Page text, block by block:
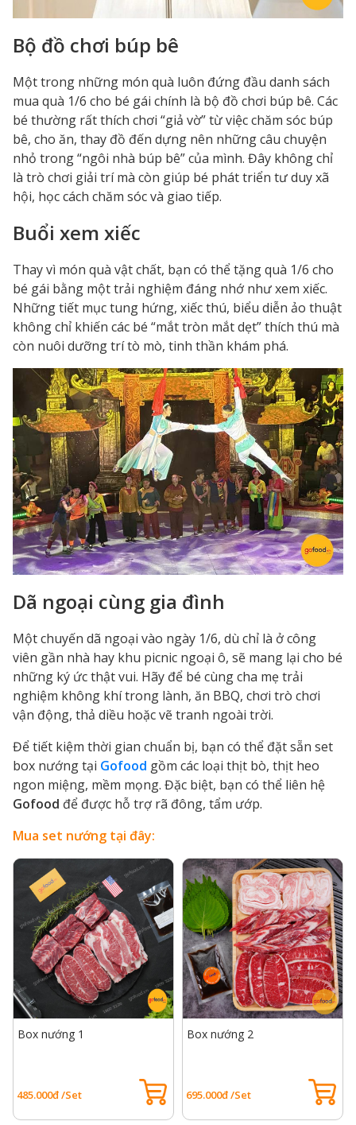
Bộ đồ chơi búp bê
Một trong những món quà luôn đứng đầu danh sách
mua quà 1/6 cho bé gái chính là bộ đồ chơi búp bê. Các
bé thường rất thích chơi “giả vờ” từ việc chăm sóc búp
bê, cho ăn, thay đồ đến dựng nên những câu chuyện
nhỏ trong “ngôi nhà búp bê” của mình. Đây không chỉ
là trò chơi giải trí mà còn giúp bé phát triển tư duy xã
hội, học cách chăm sóc và giao tiếp.
Buổi xem xiếc
Thay vì món quà vật chất, bạn có thể tặng quà 1/6 cho
bé gái bằng một trải nghiệm đáng nhớ như xem xiếc.
Những tiết mục tung hứng, xiếc thú, biểu diễn ảo thuật
không chỉ khiến các bé “mắt tròn mắt dẹt” thích thú mà
còn nuôi dưỡng trí tò mò, tinh thần khám phá.
Dã ngoại cùng gia đình
Một chuyến dã ngoại vào ngày 1/6, dù chỉ là ở công
viên gần nhà hay khu picnic ngoại ô, sẽ mang lại cho bé
những ký ức thật vui. Hãy để bé cùng cha mẹ trải
nghiệm không khí trong lành, ăn BBQ, chơi trò chơi
vận động, thả diều hoặc vẽ tranh ngoài trời.
Để tiết kiệm thời gian chuẩn bị, bạn có thể đặt sẵn set
box nướng tại Gofood gồm các loại thịt bò, thịt heo
ngon miệng, mềm mọng. Đặc biệt, bạn có thể liên hệ
Gofood để được hỗ trợ rã đông, tẩm ướp.
Mua set nướng tại đây:
Box nướng 1
485.000đ /Set
Box nướng 2
695.000đ /Set